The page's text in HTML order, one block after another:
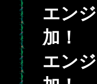
エン
加！
エン